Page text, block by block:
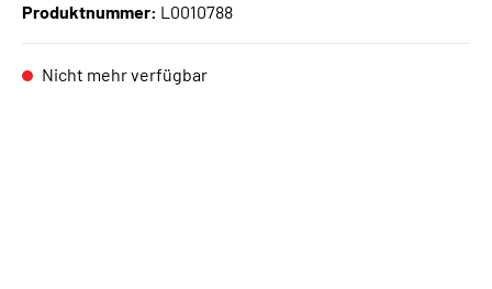
Produktnummer: L0010788
Nicht mehr verfügbar